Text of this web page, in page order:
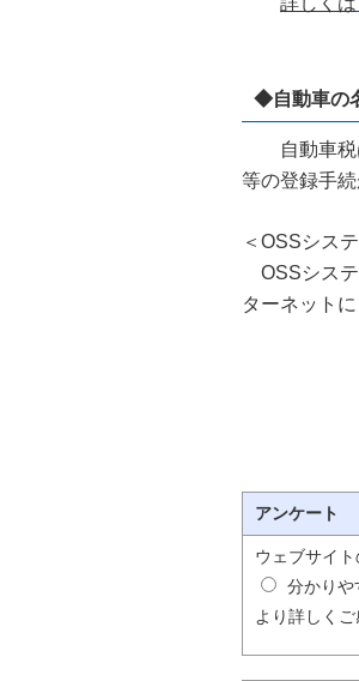
◆自動車の
自動車税は
等の登録手
＜OSSシス
OSSシステ
ターネット
アンケート
ウェブサイ
分かりや
より詳しくご